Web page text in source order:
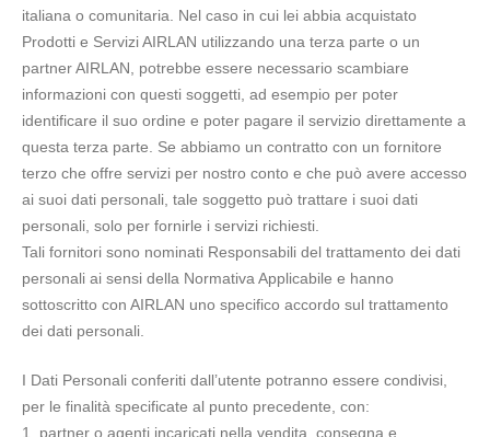
italiana o comunitaria. Nel caso in cui lei abbia acquistato
Prodotti e Servizi AIRLAN utilizzando una terza parte o un
partner AIRLAN, potrebbe essere necessario scambiare
informazioni con questi soggetti, ad esempio per poter
identificare il suo ordine e poter pagare il servizio direttamente a
questa terza parte. Se abbiamo un contratto con un fornitore
terzo che offre servizi per nostro conto e che può avere accesso
ai suoi dati personali, tale soggetto può trattare i suoi dati
personali, solo per fornirle i servizi richiesti.
Tali fornitori sono nominati Responsabili del trattamento dei dati
personali ai sensi della Normativa Applicabile e hanno
sottoscritto con AIRLAN uno specifico accordo sul trattamento
dei dati personali.
I Dati Personali conferiti dall’utente potranno essere condivisi,
per le finalità specificate al punto precedente, con:
1. partner o agenti incaricati nella vendita, consegna e